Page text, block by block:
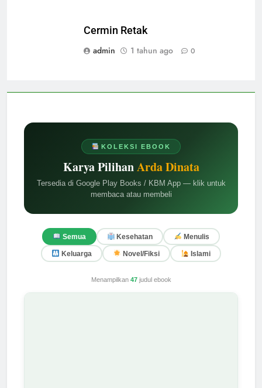
KOLEKSI EBOOK
Karya PilihanArda Dinata
Tersedia di Google Play Books / KBM App — klik untuk
membaca atau membeli
Semua Kesehatan Menulis
Keluarga Novel/Fiksi Islami
Menampilkan 47judul ebook
Cermin Retak
admin
1 tahun ago 0